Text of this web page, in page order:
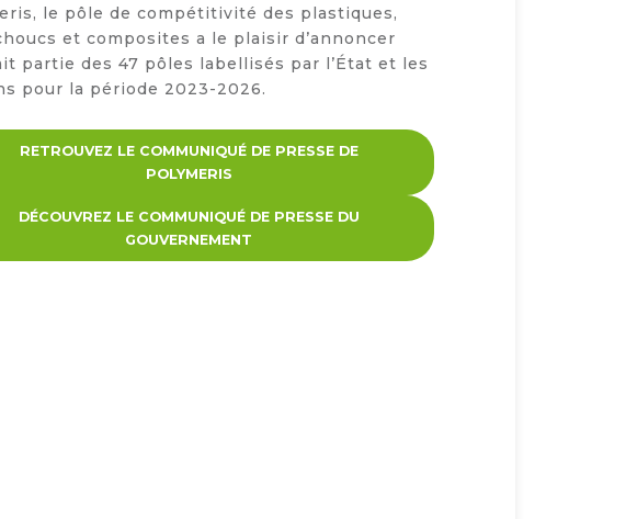
le pôle de compétitivité des plastiques,
et composites a le plaisir d’annoncer
partie des 47 pôles labellisés par l’État et les
pour la période 2023-2026.
RETROUVEZ LE COMMUNIQUÉ DE PRESSE DE
POLYMERIS
DÉCOUVREZ LE COMMUNIQUÉ DE PRESSE DU
GOUVERNEMENT